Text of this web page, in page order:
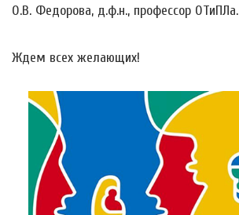
О.В. Федорова, д.ф.н., профессор ОТиПЛа.
Ждем всех желающих!